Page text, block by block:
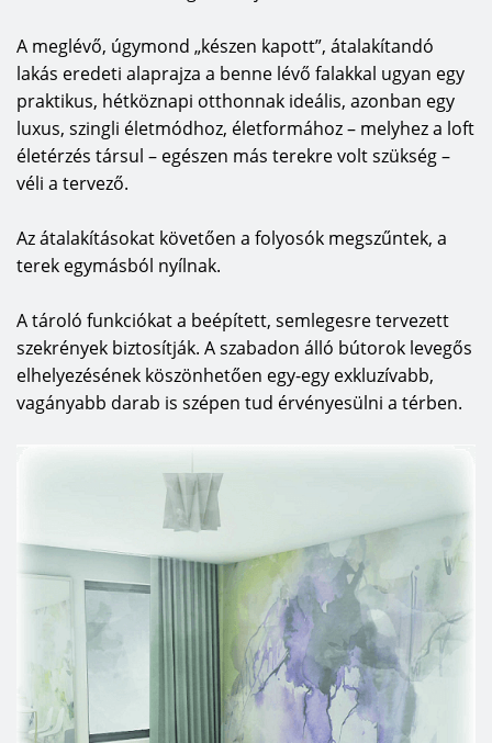
A meglévő, úgymond „készen kapott”, átalakítandó
lakás eredeti alaprajza a benne lévő falakkal ugyan egy
praktikus, hétköznapi otthonnak ideális, azonban egy
luxus, szingli életmódhoz, életformához – melyhez a loft
életérzés társul – egészen más terekre volt szükség –
véli a tervező.
Az átalakításokat követően a folyosók megszűntek, a
terek egymásból nyílnak.
A tároló funkciókat a beépített, semlegesre tervezett
szekrények biztosítják. A szabadon álló bútorok levegős
elhelyezésének köszönhetően egy-egy exkluzívabb,
vagányabb darab is szépen tud érvényesülni a térben.